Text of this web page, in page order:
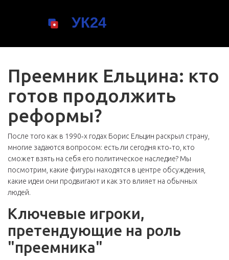
Преемник Ельцина: кто
готов продолжить
реформы?
После того как в 1990‑х годах Борис Ельцин раскрыл страну,
многие задаются вопросом: есть ли сегодня кто‑то, кто
сможет взять на себя его политическое наследие? Мы
посмотрим, какие фигуры находятся в центре обсуждения,
какие идеи они продвигают и как это влияет на обычных
людей.
Ключевые игроки,
претендующие на роль
"преемника"